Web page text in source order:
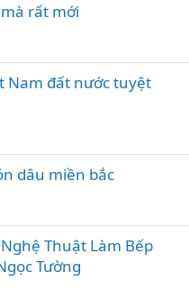
rất mới
Nam đất nước tuyệt
dâu miền bắc
Thuật Làm Bếp
Tường